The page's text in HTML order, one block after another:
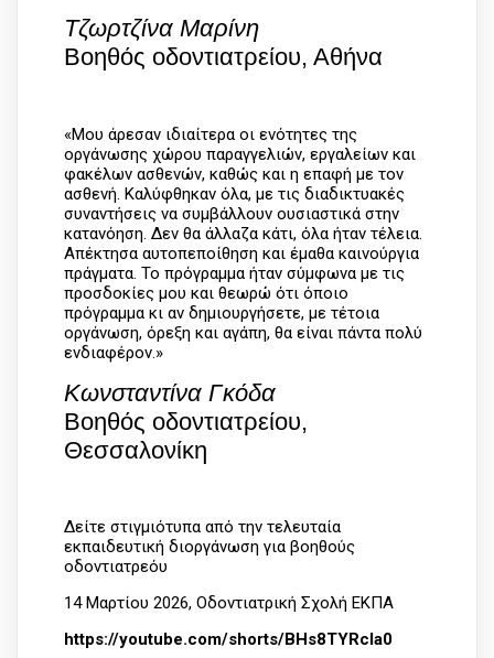
Τζωρτζίνα Μαρίνη
Βοηθός οδοντιατρείου, Αθήνα
«Μου άρεσαν ιδιαίτερα οι ενότητες της
οργάνωσης χώρου παραγγελιών, εργαλείων και
φακέλων ασθενών, καθώς και η επαφή με τον
ασθενή. Καλύφθηκαν όλα, με τις διαδικτυακές
συναντήσεις να συμβάλλουν ουσιαστικά στην
κατανόηση. Δεν θα άλλαζα κάτι, όλα ήταν τέλεια.
Απέκτησα αυτοπεποίθηση και έμαθα καινούργια
πράγματα. Το πρόγραμμα ήταν σύμφωνα με τις
προσδοκίες μου και θεωρώ ότι όποιο
πρόγραμμα κι αν δημιουργήσετε, με τέτοια
οργάνωση, όρεξη και αγάπη, θα είναι πάντα πολύ
ενδιαφέρον.»
Κωνσταντίνα Γκόδα
Βοηθός οδοντιατρείου,
Θεσσαλονίκη
Δείτε στιγμιότυπα από την τελευταία
εκπαιδευτική διοργάνωση για βοηθούς
οδοντιατρεόυ
14 Μαρτίου 2026, Οδοντιατρική Σχολή ΕΚΠΑ
https://youtube.com/shorts/BHs8TYRcla0